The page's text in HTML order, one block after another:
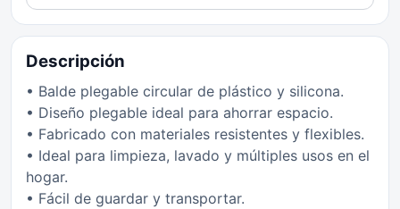
Descripción
• Balde plegable circular de plástico y silicona.
• Diseño plegable ideal para ahorrar espacio.
• Fabricado con materiales resistentes y flexibles.
• Ideal para limpieza, lavado y múltiples usos en el
hogar.
• Fácil de guardar y transportar.